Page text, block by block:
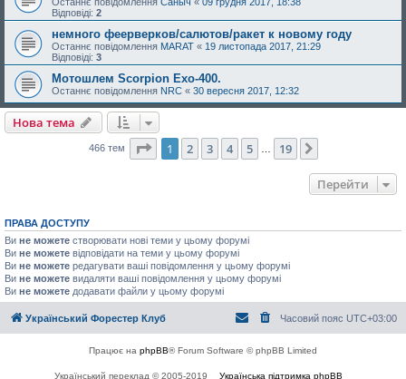
Відповіді: 2
немного феерверков/салютов/ракет к новому году
Останнє повідомлення MARAT « 19 листопада 2017, 21:29
Відповіді: 3
Мотошлем Scorpion Exo-400.
Останнє повідомлення NRC « 30 вересня 2017, 12:32
Нова тема
466 тем Сторінка1 19
1 2 3 4 5 19
Перейти
ПРАВА ДОСТУПУ
Ви не можете створювати нові теми у цьому форумі
Ви не можете відповідати на теми у цьому форумі
Ви не можете редагувати ваші повідомлення у цьому форумі
Ви не можете видаляти ваші повідомлення у цьому форумі
Ви не можете додавати файли у цьому форумі
Український Форестер Клуб Часовий пояс UTC+03:00
Працює на phpBB® Forum Software © phpBB Limited
Український переклад © 2005-2019 Українська підтримка phpBB